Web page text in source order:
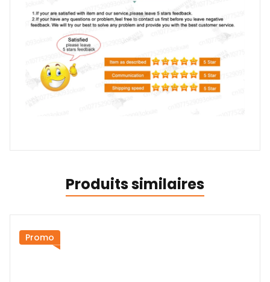
Produits similaires
Promo